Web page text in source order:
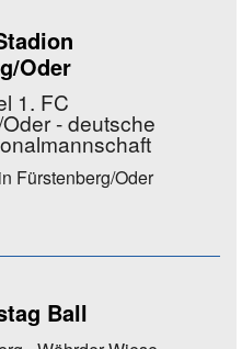
Oder
1. FC
- deutsche
in Fürstenberg/Oder
Ball